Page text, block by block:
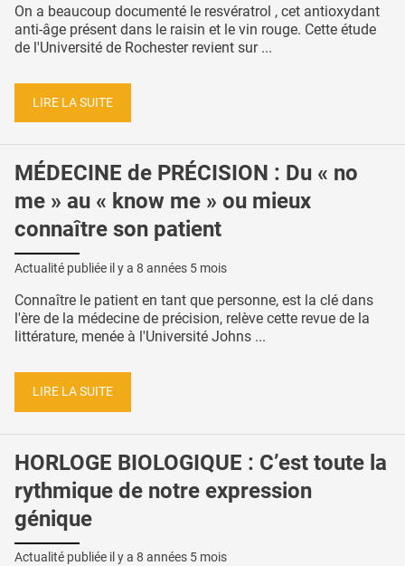
On a beaucoup documenté le resvératrol , cet antioxydant
anti-âge présent dans le raisin et le vin rouge. Cette étude
de l'Université de Rochester revient sur ...
LIRE LA SUITE
MÉDECINE de PRÉCISION : Du « no
me » au « know me » ou mieux
connaître son patient
Actualité publiée il y a 8 années 5 mois
Connaître le patient en tant que personne, est la clé dans
l'ère de la médecine de précision, relève cette revue de la
littérature, menée à l'Université Johns ...
LIRE LA SUITE
HORLOGE BIOLOGIQUE : C’est toute la
rythmique de notre expression
génique
Actualité publiée il y a 8 années 5 mois